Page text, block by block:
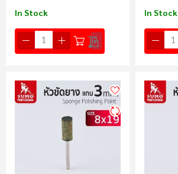
In Stock In Stock